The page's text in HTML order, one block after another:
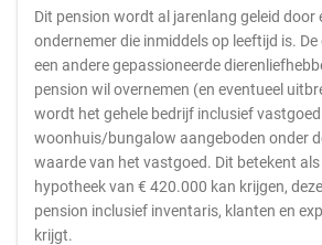
Dit pension wordt al jarenlang geleid door
ondernemer die inmiddels op leeftijd is.
een andere gepassioneerde
pension wil overnemen (en eventueel
wordt het gehele bedrijf inclusief
woonhuis/bungalow aangeboden onder
waarde van het vastgoed. Dit betekent
hypotheek van € 420.000 kan krijgen,
pension inclusief inventaris, klanten en
krijgt.